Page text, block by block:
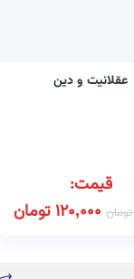
عقلانیت و دین
قیمت:
تومان 120,000تومان